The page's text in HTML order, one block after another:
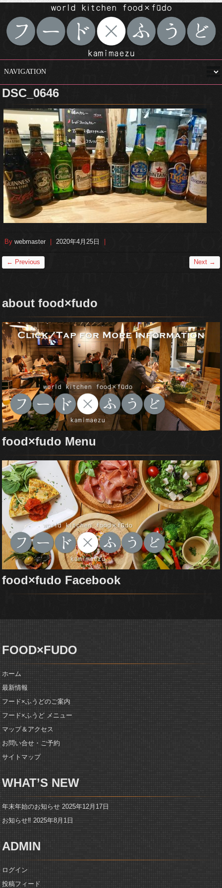
DSC_0646
Bywebmaster | 2020年4月25日 |
← Previous Next →
about food×fudo
food×fudo Menu
food×fudo Facebook
FOOD×FUDO
ホーム
最新情報
フード×ふうどのご案内
フード×ふうど メニュー
マップ＆アクセス
お問い合せ・ご予約
サイトマップ
WHAT’S NEW
年末年始のお知らせ 2025年12月17日
お知らせ‼️ 2025年8月1日
ADMIN
ログイン
投稿フィード